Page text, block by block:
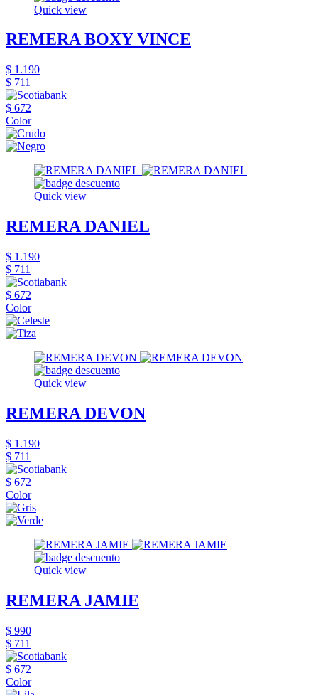
Quick view
REMERA BOXY VINCE
$ 1.190
$ 711
$ 672
Color
Quick view
REMERA DANIEL
$ 1.190
$ 711
$ 672
Color
Quick view
REMERA DEVON
$ 1.190
$ 711
$ 672
Color
Quick view
REMERA JAMIE
$ 990
$ 711
$ 672
Color